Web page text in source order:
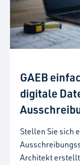
GAEB
digitale
Stellen Sie sich
Architekt